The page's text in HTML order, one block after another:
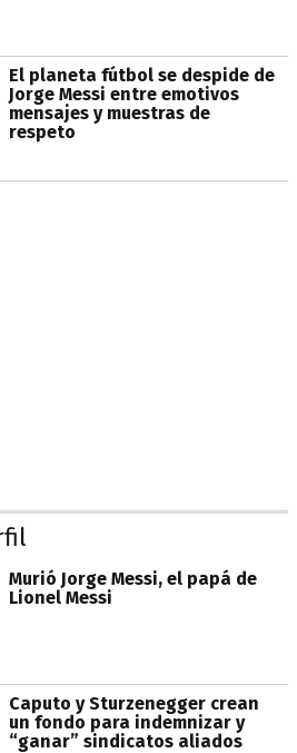
El planeta fútbol se despide de
Jorge Messi entre emotivos
mensajes y muestras de
respeto
Murió Jorge Messi, el papá de
Lionel Messi
Caputo y Sturzenegger crean
un fondo para indemnizar y
“ganar” sindicatos aliados